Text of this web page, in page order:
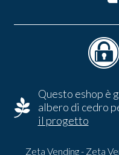
Questo eshop è
albero di cedro
il progetto
Zeta Vending - Zeta